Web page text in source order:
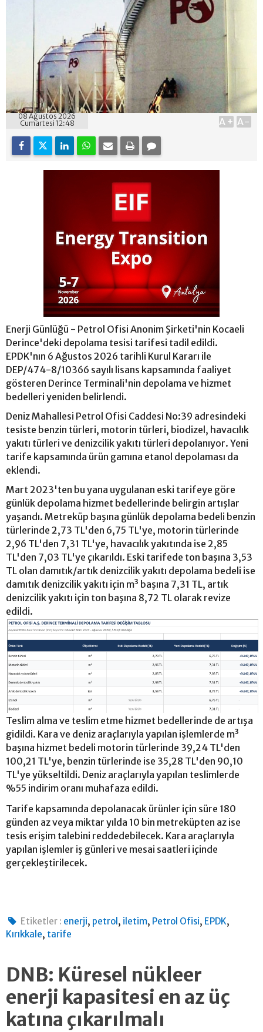
08 Ağustos 2026
Cumartesi 12:48
A+ A-
Enerji Günlüğü - Petrol Ofisi Anonim Şirketi'nin Kocaeli
Derince'deki depolama tesisi tarifesi tadil edildi.
EPDK'nın 6 Ağustos 2026 tarihli Kurul Kararı ile
DEP/474-8/10366 sayılı lisans kapsamında faaliyet
gösteren Derince Terminali'nin depolama ve hizmet
bedelleri yeniden belirlendi.
Deniz Mahallesi Petrol Ofisi Caddesi No:39 adresindeki
tesiste benzin türleri, motorin türleri, biodizel, havacılık
yakıtı türleri ve denizcilik yakıtı türleri depolanıyor. Yeni
tarife kapsamında ürün gamına etanol depolaması da
eklendi.
Mart 2023'ten bu yana uygulanan eski tarifeye göre
günlük depolama hizmet bedellerinde belirgin artışlar
yaşandı. Metreküp başına günlük depolama bedeli benzin
türlerinde 2,73 TL'den 6,75 TL'ye, motorin türlerinde
2,96 TL'den 7,31 TL'ye, havacılık yakıtında ise 2,85
TL'den 7,03 TL'ye çıkarıldı. Eski tarifede ton başına 3,53
TL olan damıtık/artık denizcilik yakıtı depolama bedeli ise
damıtık denizcilik yakıtı için m³ başına 7,31 TL, artık
denizcilik yakıtı için ton başına 8,72 TL olarak revize
edildi.
Teslim alma ve teslim etme hizmet bedellerinde de artışa
gidildi. Kara ve deniz araçlarıyla yapılan işlemlerde m³
başına hizmet bedeli motorin türlerinde 39,24 TL'den
100,21 TL'ye, benzin türlerinde ise 35,28 TL'den 90,10
TL'ye yükseltildi. Deniz araçlarıyla yapılan teslimlerde
%55 indirim oranı muhafaza edildi.
Tarife kapsamında depolanacak ürünler için süre 180
günden az veya miktar yılda 10 bin metreküpten az ise
tesis erişim talebini reddedebilecek. Kara araçlarıyla
yapılan işlemler iş günleri ve mesai saatleri içinde
gerçekleştirilecek.
Etiketler : enerji, petrol , iletim, Petrol Ofisi, EPDK,
Kırıkkale, tarife
DNB: Küresel nükleer
enerji kapasitesi en az üç
katına çıkarılmalı